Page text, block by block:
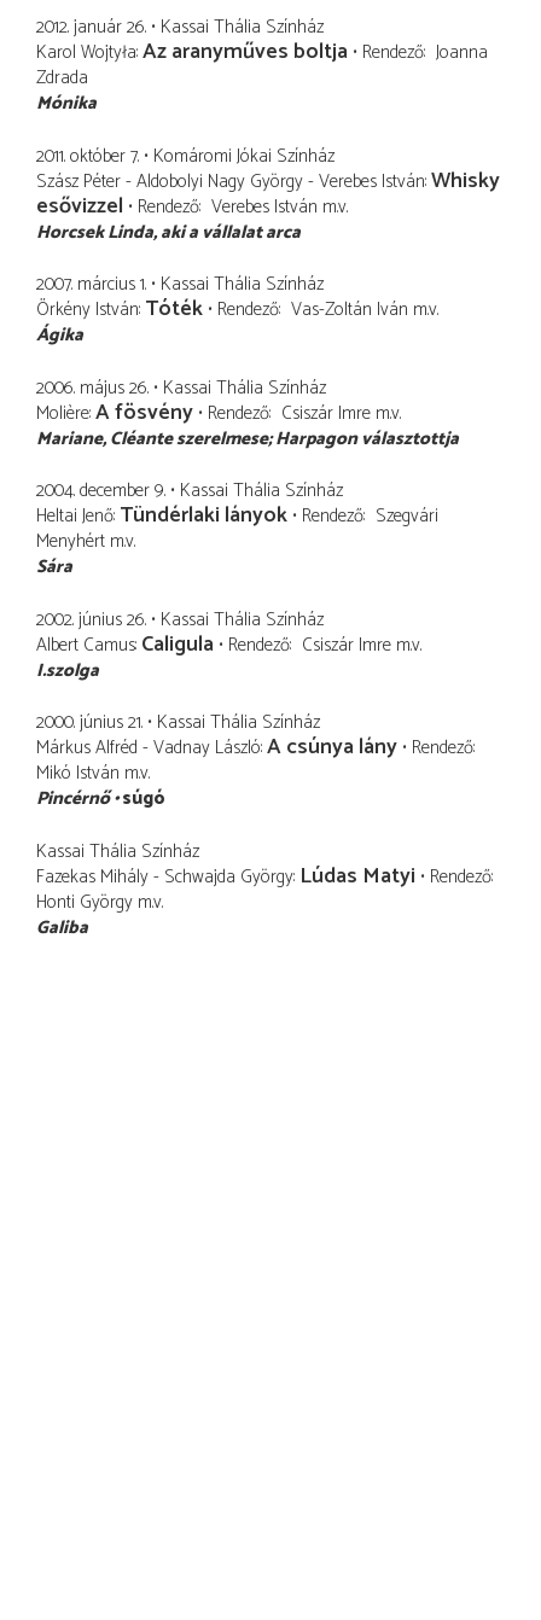
2012. január 26. Kassai Thália Színház
Karol Wojtyła Az aranyműves boltja Rendező Joanna
Zdrada
Mónika
2011. október 7. Komáromi Jókai Színház
Szász Péter - Aldobolyi Nagy György - Verebes István Whisky
esővizzel Rendező Verebes István m.v.
Horcsek Linda aki a vállalat arca
2007. március 1. Kassai Thália Színház
Örkény István Tóték Rendező Vas-Zoltán Iván m.v.
Ágika
2006. május 26. Kassai Thália Színház
Molière A fösvény Rendező Csiszár Imre m.v.
Mariane Cléante szerelmese; Harpagon választottja
2004. december 9. Kassai Thália Színház
Heltai Jenő Tündérlaki lányok Rendező Szegvári
Menyhért m.v.
Sára
2002. június 26. Kassai Thália Színház
Albert Camus Caligula Rendező Csiszár Imre m.v.
I.szolga
2000. június 21. Kassai Thália Színház
Márkus Alfréd - Vadnay László A csúnya lány Rendező
Mikó István m.v.
Pincérnő súgó
Kassai Thália Színház
Fazekas Mihály - Schwajda György Lúdas Matyi Rendező
Honti György m.v.
Galiba